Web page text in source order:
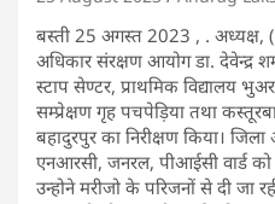
बस्ती 25 अगस्त 2023 , . अध्यक्ष,
अधिकार संरक्षण आयोग डा. देवेन्द्र
स्टाप सेण्टर, प्राथमिक विद्यालय
सम्प्रेक्षण गृह पचपेड़िया तथा
बहादुरपुर का निरीक्षण किया।
एनआरसी, जनरल, पीआईसी वार्ड को
उन्होने मरीजो के परिजनों से दी जा